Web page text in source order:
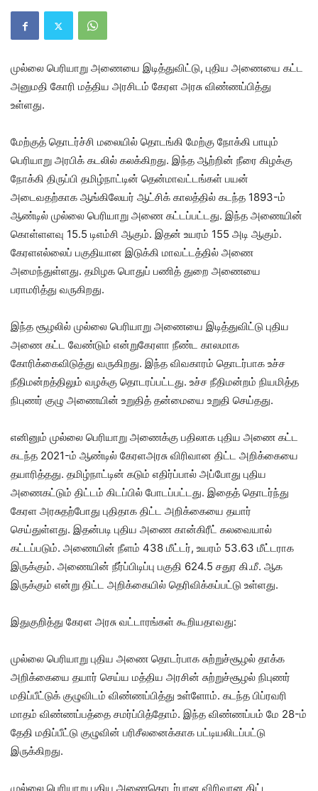
முல்லை பெரியாறு அணையை இடித்துவிட்டு, புதிய அணையை கட்ட
அனுமதி கோரி மத்திய அரசிடம் கேரள அரசு விண்ணப்பித்து
உள்ளது.
மேற்குத் தொடர்ச்சி மலையில் தொடங்கி மேற்கு நோக்கி பாயும்
பெரியாறு அரபிக் கடலில் கலக்கிறது. இந்த ஆற்றின் நீரை கிழக்கு
நோக்கி திருப்பி தமிழ்நாட்டின் தென்மாவட்டங்கள் பயன்
அடைவதற்காக ஆங்கிலேயர் ஆட்சிக் காலத்தில் கடந்த 1893-ம்
ஆண்டில் முல்லை பெரியாறு அணை கட்டப்பட்டது. இந்த அணையின்
கொள்ளளவு 15.5 டிஎம்சி ஆகும். இதன் உயரம் 155 அடி ஆகும்.
கேரளஎல்லைப் பகுதியான இடுக்கி மாவட்டத்தில் அணை
அமைந்துள்ளது. தமிழக பொதுப் பணித் துறை அணையை
பராமரித்து வருகிறது.
இந்த சூழலில் முல்லை பெரியாறு அணையை இடித்துவிட்டு புதிய
அணை கட்ட வேண்டும் என்றுகேரளா நீண்ட காலமாக
கோரிக்கைவிடுத்து வருகிறது. இந்த விவகாரம் தொடர்பாக உச்ச
நீதிமன்றத்திலும் வழக்கு தொடரப்பட்டது. உச்ச நீதிமன்றம் நியமித்த
நிபுணர் குழு அணையின் உறுதித் தன்மையை உறுதி செய்தது.
எனினும் முல்லை பெரியாறு அணைக்கு பதிலாக புதிய அணை கட்ட
கடந்த 2021-ம் ஆண்டில் கேரளஅரசு விரிவான திட்ட அறிக்கையை
தயாரித்தது. தமிழ்நாட்டின் கடும் எதிர்ப்பால் அப்போது புதிய
அணைகட்டும் திட்டம் கிடப்பில் போடப்பட்டது. இதைத் தொடர்ந்து
கேரள அரசுதற்போது புதிதாக திட்ட அறிக்கையை தயார்
செய்துள்ளது. இதன்படி புதிய அணை கான்கிரீட் கலவையால்
கட்டப்படும். அணையின் நீளம் 438 மீட்டர், உயரம் 53.63 மீட்டராக
இருக்கும். அணையின் நீர்ப்பிடிப்பு பகுதி 624.5 சதுர கி.மீ. ஆக
இருக்கும் என்று திட்ட அறிக்கையில் தெரிவிக்கப்பட்டு உள்ளது.
இதுகுறித்து கேரள அரசு வட்டாரங்கள் கூறியதாவது:
முல்லை பெரியாறு புதிய அணை தொடர்பாக சுற்றுச்சூழல் தாக்க
அறிக்கையை தயார் செய்ய மத்திய அரசின் சுற்றுச்சூழல் நிபுணர்
மதிப்பீட்டுக் குழுவிடம் விண்ணப்பித்து உள்ளோம். கடந்த பிப்ரவரி
மாதம் விண்ணப்பத்தை சமர்ப்பித்தோம். இந்த விண்ணப்பம் மே 28-ம்
தேதி மதிப்பீட்டு குழுவின் பரிசீலனைக்காக பட்டியலிடப்பட்டு
இருக்கிறது.
முல்லை பெரியாறு புதிய அணைதொடர்பான விரிவான திட்ட